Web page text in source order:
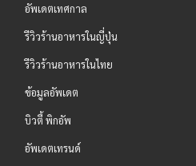
อัพเดตเทศกาล
รีวิวร้านอาหารในญี่ปุ่น
รีวิวร้านอาหารในไทย
ข้อมูลอัพเดต
บิวตี้ พิกอัพ
อัพเดตเทรนด์